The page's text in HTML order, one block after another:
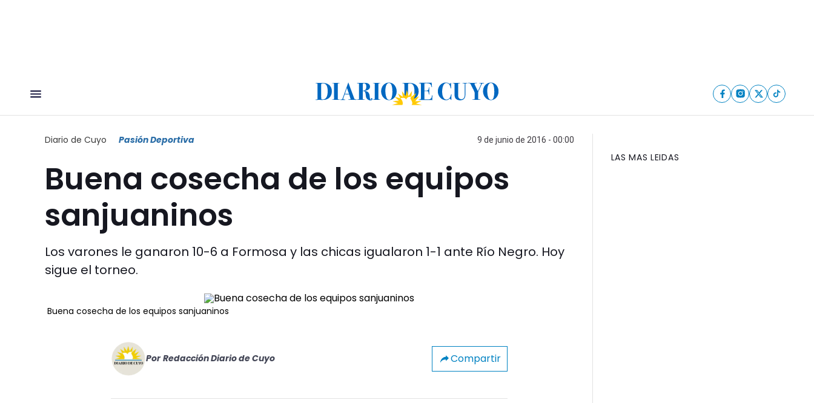
Diario de Cuyo Pasión Deportiva 9 de junio de 2016 - 00:00
Buena cosecha de los equipos
sanjuaninos
Los varones le ganaron 10-6 a Formosa y las chicas igualaron 1-1 ante Río Negro. Hoy
sigue el torneo.
Buena cosecha de los equipos sanjuaninos
Por Redacción Diario de Cuyo Compartir
LAS MAS LEIDAS